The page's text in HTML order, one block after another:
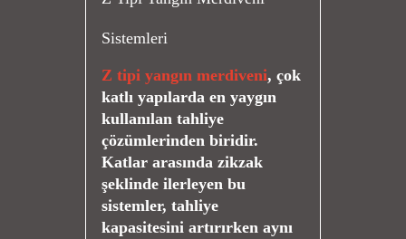
Sistemleri
Z tipi yangın merdiveni, çok
katlı yapılarda en yaygın
kullanılan tahliye
çözümlerinden biridir.
Katlar arasında zikzak
şeklinde ilerleyen bu
sistemler, tahliye
kapasitesini artırırken aynı